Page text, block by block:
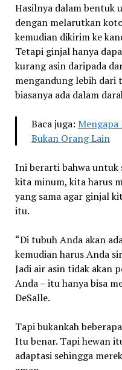
Hasilnya dalam bentuk
dengan melarutkan
kemudian dikirim ke
Tetapi ginjal hanya
kurang asin daripada
mengandung lebih dari
biasanya ada dalam
Baca juga: Mengapa
Bukan Orang Lain
Ini berarti bahwa untuk
kita minum, kita harus
yang sama agar ginjal
itu.
“Di tubuh Anda akan
kemudian harus Anda
Jadi air asin tidak akan
Anda – itu hanya bisa
DeSalle.
Tapi bukankah
Itu benar. Tapi hewan
adaptasi sehingga